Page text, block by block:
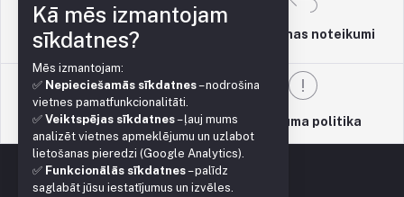
Lietošanas noteikumi
Atgriešanas noteikumi
Atbalsta politika Privātuma politika
Kā mēs izmantojam
sīkdatnes?
Mēs izmantojam:
✅ Nepieciešamās sīkdatnes– nodrošina
vietnes pamatfunkcionalitāti.
✅ Veiktspējas sīkdatnes– ļauj mums
analizēt vietnes apmeklējumu un uzlabot
lietošanas pieredzi (Google Analytics).
✅ Funkcionālās sīkdatnes– palīdz
saglabāt jūsu iestatījumus un izvēles.